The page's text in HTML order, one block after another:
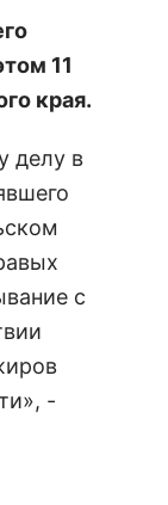
11
края.
делу в
с
-